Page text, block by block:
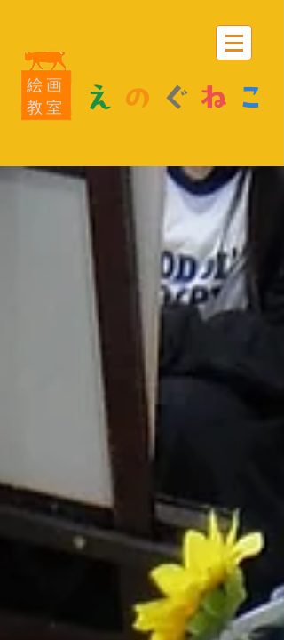
絵画
教室
え の ぐ ね こ